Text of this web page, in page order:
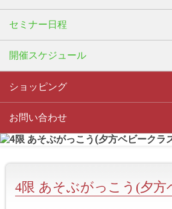
セミナー日程
開催スケジュール
ショッピング
お問い合わせ
4限 あそぶがっこう(夕方